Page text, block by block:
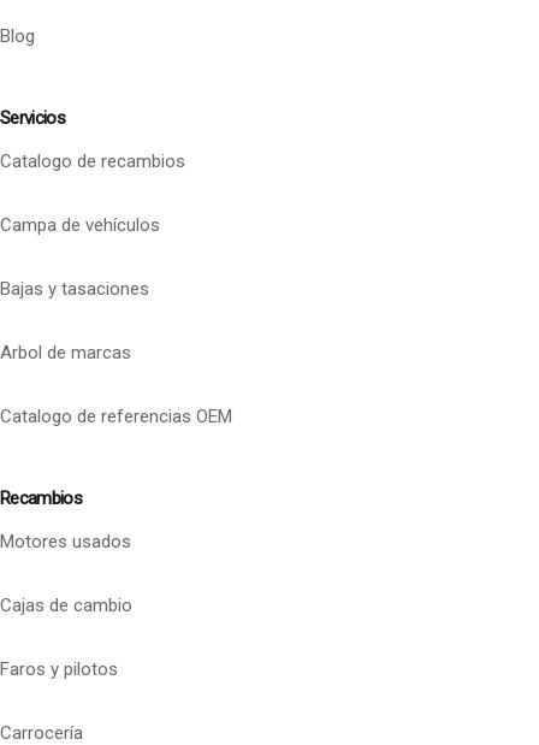
Blog
Servicios
Catalogo de recambios
Campa de vehículos
Bajas y tasaciones
Arbol de marcas
Catalogo de referencias OEM
Recambios
Motores usados
Cajas de cambio
Faros y pilotos
Carrocería